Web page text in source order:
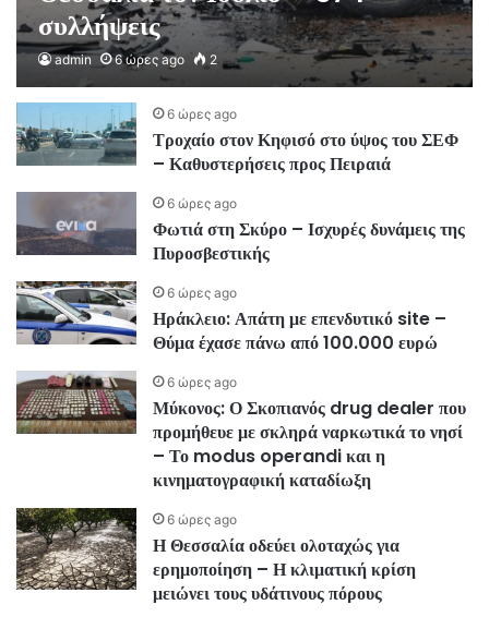
συλλήψεις
admin 6 ώρες ago 2
6 ώρες ago
Τροχαίο στον Κηφισό στο ύψος του ΣΕΦ
– Καθυστερήσεις προς Πειραιά
6 ώρες ago
Φωτιά στη Σκύρο – Ισχυρές δυνάμεις της
Πυροσβεστικής
6 ώρες ago
Ηράκλειο: Απάτη με επενδυτικό site –
Θύμα έχασε πάνω από 100.000 ευρώ
6 ώρες ago
Μύκονος: Ο Σκοπιανός drug dealer που
προμήθευε με σκληρά ναρκωτικά το νησί
– Το modus operandi και η
κινηματογραφική καταδίωξη
6 ώρες ago
Η Θεσσαλία οδεύει ολοταχώς για
ερημοποίηση – Η κλιματική κρίση
μειώνει τους υδάτινους πόρους